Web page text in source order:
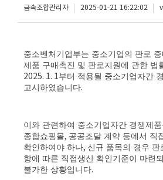
금속조합관리자 2025-01-21 16:22:02
중소벤처기업부는 중소기업의 판로 증
제품 구매촉진 및 판로지원에 관한 법
2025. 1. 1부터 적용될 중소기업자간
고시하였습니다.
이와 관련하여 중소기업자간 경쟁제
종합쇼핑몰, 공공조달 계약 등에서 직
확인하여야 하나, 신규 품목의 경우 판
항에 따른 직접생산 확인기준이 마련
불가한 상황입니다.